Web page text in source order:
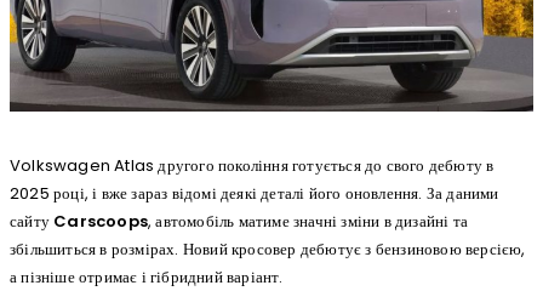
Volkswagen Atlas другого покоління готується до свого дебюту в
2025 році, і вже зараз відомі деякі деталі його оновлення. За даними
сайту Carscoops, автомобіль матиме значні зміни в дизайні та
збільшиться в розмірах. Новий кросовер дебютує з бензиновою версією,
а пізніше отримає і гібридний варіант.